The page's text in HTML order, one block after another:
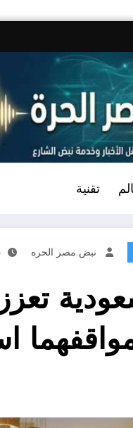
تقنية
نبض مصر الحره 6